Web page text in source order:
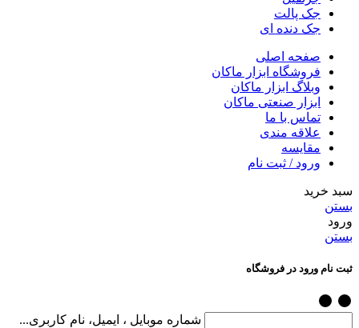
جک پالت
جک دنده ای
صفحه اصلی
فروشگاه ابزار ماکان
وبلاگ ابزار ماکان
ابزار صنعتی ماکان
تماس با ما
علاقه مندی
مقایسه
ورود / ثبت نام
سبد خرید
بستن
ورود
بستن
ثبت نام ورود در فروشگاه
شماره موبایل ، ایمیل، نام کاربری...